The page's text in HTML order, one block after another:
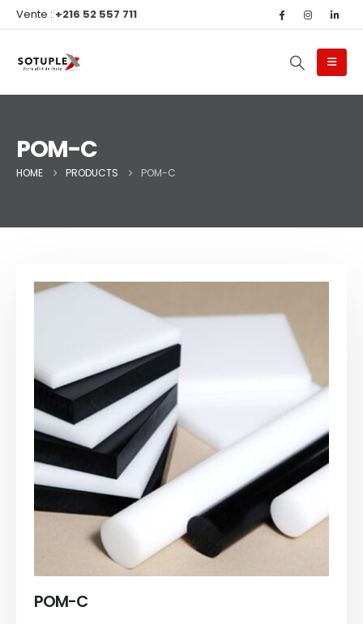
Vente : +216 52 557 711
POM-C
HOME PRODUCTS POM-C
POM-C